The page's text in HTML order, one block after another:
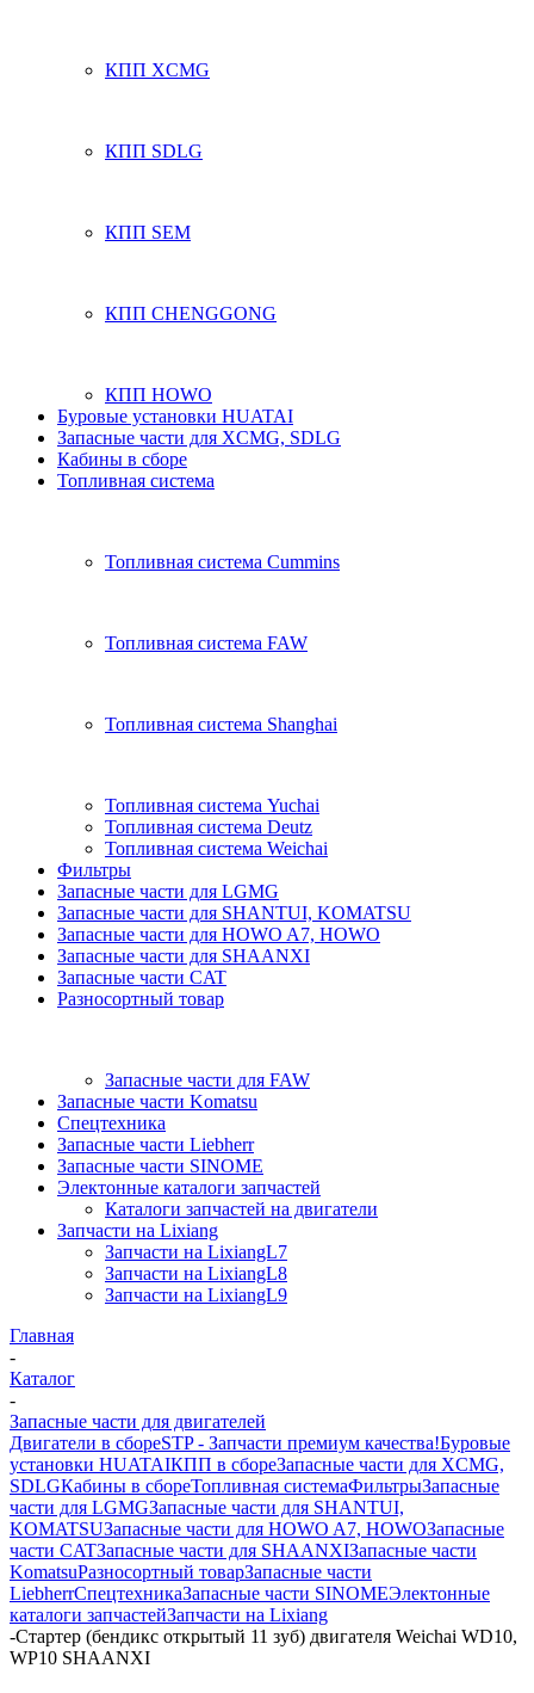
КПП XCMG
КПП SDLG
КПП SEM
КПП CHENGGONG
КПП HOWO
Буровые установки HUATAI
Запасные части для XCMG, SDLG
Кабины в сборе
Топливная система
Топливная система Cummins
Топливная система FAW
Топливная система Shanghai
Топливная система Yuchai
Топливная система Deutz
Топливная система Weichai
Фильтры
Запасные части для LGMG
Запасные части для SHANTUI, KOMATSU
Запасные части для HOWO A7, HOWO
Запасные части для SHAANXI
Запасные части CAT
Разносортный товар
Запасные части для FAW
Запасные части Komatsu
Спецтехника
Запасные части Liebherr
Запасные части SINOME
Электонные каталоги запчастей
Каталоги запчастей на двигатели
Запчасти на Lixiang
Запчасти на LixiangL7
Запчасти на LixiangL8
Запчасти на LixiangL9
Главная
-
Каталог
-
Запасные части для двигателей
Двигатели в сбореSTP - Запчасти премиум качества!Буровые
установки HUATAIКПП в сбореЗапасные части для XCMG,
SDLGКабины в сбореТопливная системаФильтрыЗапасные
части для LGMGЗапасные части для SHANTUI,
KOMATSUЗапасные части для HOWO A7, HOWOЗапасные
части CATЗапасные части для SHAANXIЗапасные части
KomatsuРазносортный товарЗапасные части
LiebherrСпецтехникаЗапасные части SINOMEЭлектонные
каталоги запчастейЗапчасти на Lixiang
-Стартер (бендикс открытый 11 зуб) двигателя Weichai WD10,
WP10 SHAANXI